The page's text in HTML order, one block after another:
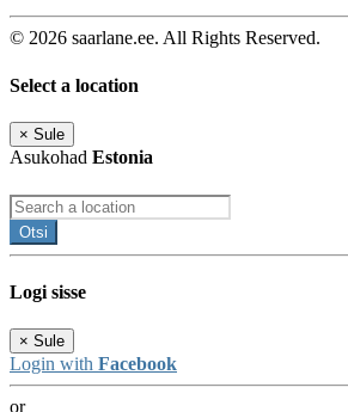
© 2026 saarlane.ee. All Rights Reserved.
Select a location
× Sule
Asukohad Estonia
Otsi
Logi sisse
× Sule
Login with Facebook
or